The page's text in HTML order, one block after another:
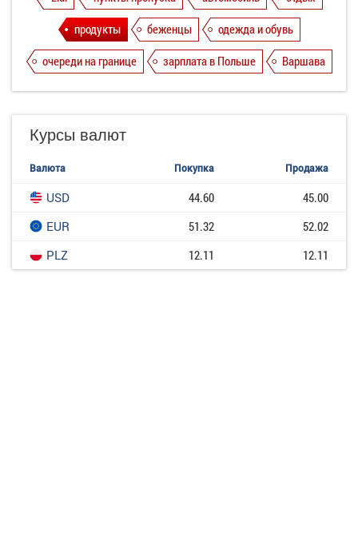
продукты
беженцы
одежда и обувь
очереди на границе
зарплата в Польше Варшава
Курсы валют
Валюта Покупка Продажа
USD 44.60
45.00
EUR
51.32
52.02
PLZ
12.11 12.11